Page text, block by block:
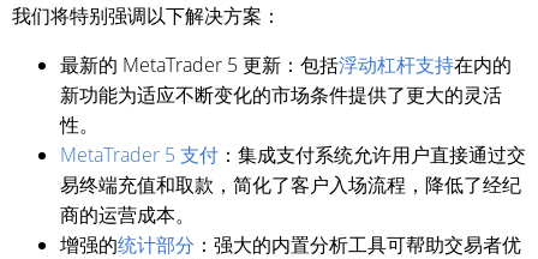
我们将特别强调以下解决方案：
最新的 MetaTrader 5 更新：包括浮动杠杆支持在内的
新功能为适应不断变化的市场条件提供了更大的灵活
性。
MetaTrader 5 支付 ：集成支付系统允许用户直接通过交
易终端充值和取款，简化了客户入场流程，降低了经纪
商的运营成本。
增强的统计部分 ：强大的内置分析工具可帮助交易者优